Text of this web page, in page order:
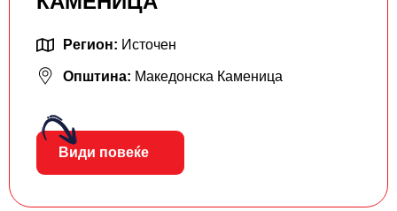
Регион: Источен
Општина: Македонска Каменица
Види повеќе